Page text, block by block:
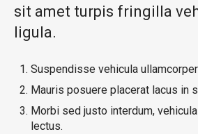
sit amet turpis fringilla
ligula.
Suspendisse vehicula
Mauris posuere placerat lacus in
Morbi sed justo interdum,
lectus.